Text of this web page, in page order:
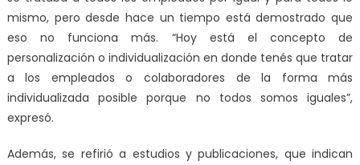
mismo, pero desde hace un tiempo está demostrado que
eso no funciona más. “Hoy está el concepto de
personalización o individualización en donde tenés que tratar
a los empleados o colaboradores de la forma más
individualizada posible porque no todos somos iguales”,
expresó.
Además, se refirió a estudios y publicaciones, que indican